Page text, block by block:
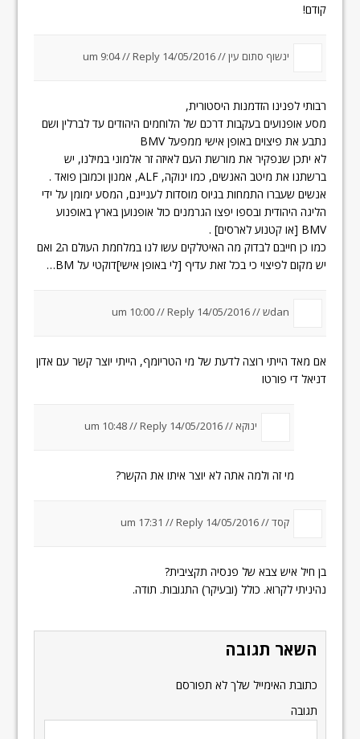
קודם!
ינשוף סתום עין //14/05/2016 um 9:04
//Reply
רבותי לפנינו הזדמנות היסטורית,
מסע אופנועים בעקבות דרכם של הלוחמים היהודים עד לברלין ושם
נתבע את פיצוים באופן אישי ממפעל BMV
לא יתכן שנפקיר את מורשת העם לאיזה זר אלמוני במילנו, יש
ברשתנו את מיטב האנשים, כמו ינוקה, ALF, אמנון וכמובן פואד .
אנשים שעברו התמחות בגיוס מוסדות לעניינם, המסע ימומן על ידי
הליגה היהודית ובספו יפצו הגרמנים כול אופנוען בארץ באופנוע
BMV [או קטנוע לארסים] .
כמו כן חייבם לבדוק מה האיטלקים עשו לנו במלחמת העולם ה2 ואם
יש מקום לפיצוי כי בכל זאת עדיף [לי באופן אישי]דוקטי על BM…
danש // 14/05/2016 um 10:00
//Reply
אם מאד הייתי רוצה לדעת של מי הטריומף, הייתי יוצר קשר עם אדון
דניאל די פורטו
ינוקא //14/05/2016 um 10:48
//Reply
מי זה ולמה אתה לא יוצר איתו את הקשר?
קסד //14/05/2016 um 17:31
//Reply
בן חיל איש צבא של פנסיה תקציבית?
נהיניתי לקרוא. כולל (ובעיקר) התגובות. תודה.
השאר תגובה
כתובת האימייל שלך לא תפורסם
תגובה